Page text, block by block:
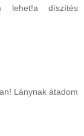
lehet!a díszítés
Lánynak átadom